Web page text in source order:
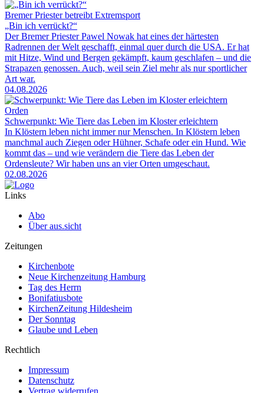
Bremer Priester betreibt Extremsport
„Bin ich verrückt?“
Der Bremer Priester Pawel Nowak hat eines der härtesten
Radrennen der Welt geschafft, einmal quer durch die USA. Er hat
mit Hitze, Wind und Bergen gekämpft, kaum geschlafen – und die
Strapazen genossen. Auch, weil sein Ziel mehr als nur sportlicher
Art war.
04.08.2026
Orden
Schwerpunkt: Wie Tiere das Leben im Kloster erleichtern
In Klöstern leben nicht immer nur Menschen. In Klöstern leben
manchmal auch Ziegen oder Hühner, Schafe oder ein Hund. Wie
kommt das – und wie verändern die Tiere das Leben der
Ordensleute? Wir haben uns an vier Orten umgeschaut.
02.08.2026
Links
Abo
Über aus.sicht
Zeitungen
Kirchenbote
Neue Kirchenzeitung Hamburg
Tag des Herrn
Bonifatiusbote
KirchenZeitung Hildesheim
Der Sonntag
Glaube und Leben
Rechtlich
Impressum
Datenschutz
Vertrag widerrufen